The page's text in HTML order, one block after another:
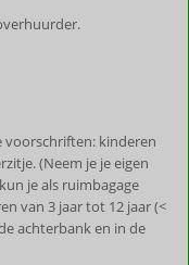
voorschriften: kinderen
(Neem je je eigen
je als ruimbagage
van 3 jaar tot 12 jaar (<
achterbank en in de